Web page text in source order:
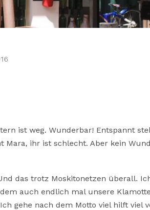
ist weg. Wunderbar! Entspannt
ihr ist schlecht. Aber kein
das trotz Moskitonetzen überall.
auch endlich mal unsere
gehe nach dem Motto viel hilft viel